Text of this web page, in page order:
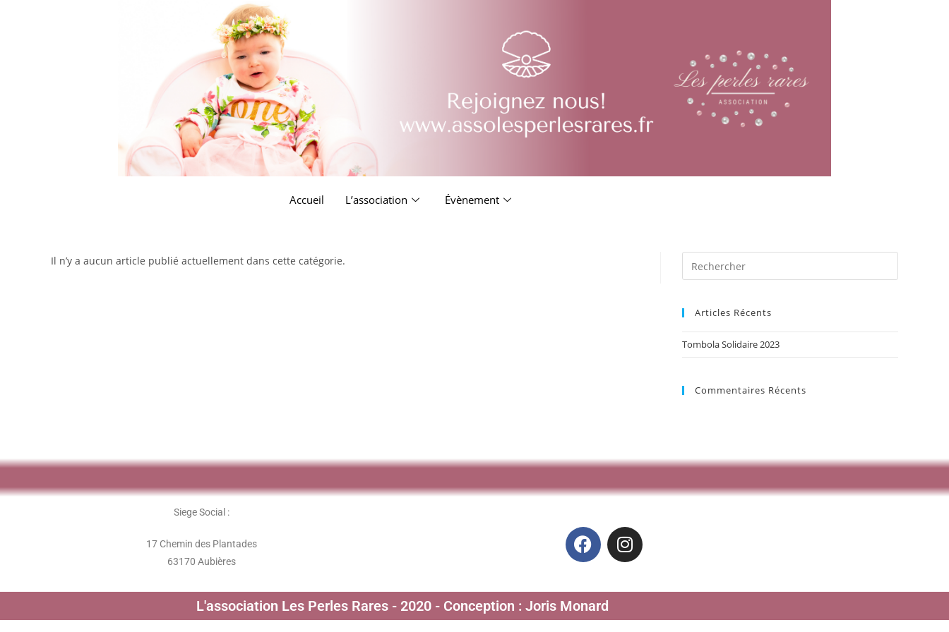
Accueil L’association Évènement
Il n’y a aucun article publié actuellement dans cette catégorie.
Articles Récents
Tombola Solidaire 2023
Commentaires Récents
Siege Social :
17 Chemin des Plantades
63170 Aubières
L'association Les Perles Rares - 2020 - Conception : Joris Monard